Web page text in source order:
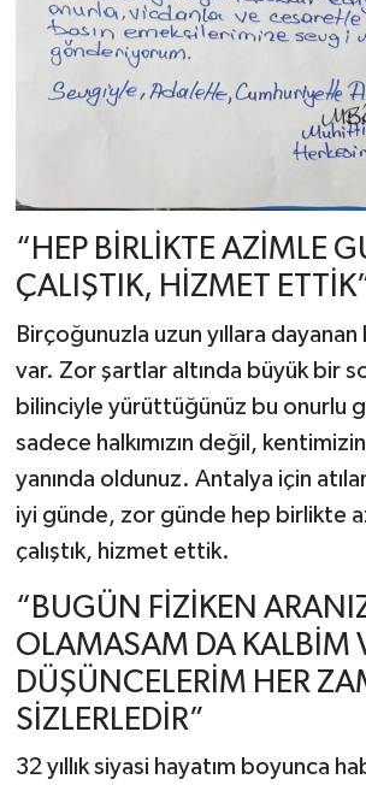
“HEP BİRLİKTE AZİMLE
ÇALIŞTIK, HİZMET
Birçoğunuzla uzun yıllara
var. Zor şartlar altında büyük bir
bilinciyle yürüttüğünüz bu onurlu
sadece halkımızın değil,
yanında oldunuz. Antalya için
iyi günde, zor günde hep birlikte
çalıştık, hizmet ettik.
“BUGÜN FİZİKEN
OLAMASAM DA KALBİM
DÜŞÜNCELERİM HER
SİZLERLEDİR”
32 yıllık siyasi hayatım boyunca